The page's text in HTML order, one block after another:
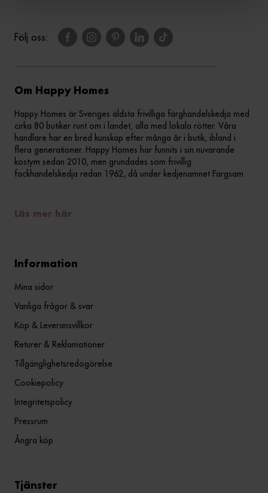
Följ oss:
Om Happy Homes
Happy Homes är Sveriges äldsta frivilliga färghandelskedja med
cirka 80 butiker runt om i landet, alla med lokala rötter. Våra
handlare har en bred kunskap efter många år i butik, ibland i
flera generationer. Happy Homes har funnits i sin nuvarande
kostym sedan 2010, men grundades som frivillig
fackhandelskedja redan 1962, då under kedjenamnet Färgsam.
Läs mer här
Information
Mina sidor
Vanliga frågor & svar
Köp & Leveransvillkor
Returer & Reklamationer
Tillgänglighetsredogörelse
Cookiepolicy
Integritetspolicy
Pressrum
Ångra köp
Tjänster